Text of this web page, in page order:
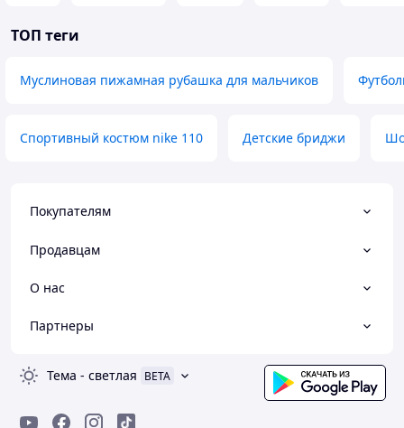
ТОП теги
Муслиновая пижамная рубашка для мальчиков
Спортивный костюм nike 110 Детские бриджи
Покупателям
Продавцам
О нас
Партнеры
Тема - светлая BETA